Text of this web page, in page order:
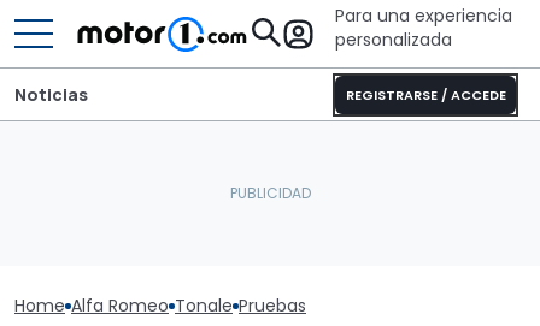
Para una experiencia
personalizada
REGISTRARSE / ACCEDE
Noticias
Home Alfa Romeo Tonale Pruebas